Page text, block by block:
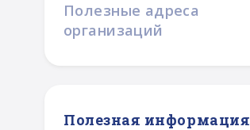
Полезные адреса
организаций
Полезная информация